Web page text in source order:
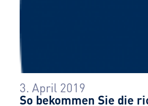
3. April 2019
So bekommen Sie die